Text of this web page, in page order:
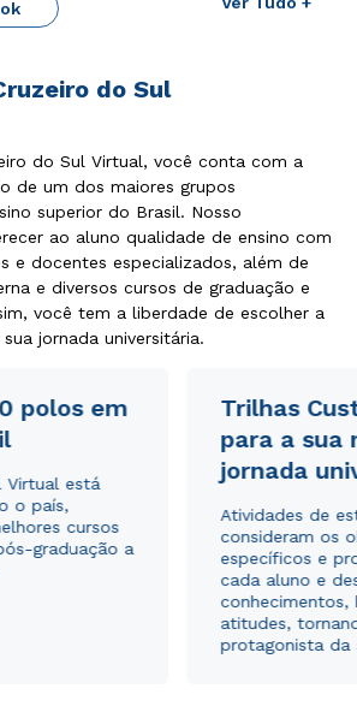
do Sul
do Sul Virtual, você conta com a
de um dos maiores grupos
superior do Brasil. Nosso
ao aluno qualidade de ensino com
e docentes especializados, além de
e diversos cursos de graduação e
você tem a liberdade de escolher a
jornada universitária.
polos em
Virtual está
o país,
cursos
graduação a
Trilhas
para a sua
jornada
Atividades de
consideram os
específicos e
cada aluno e
conhecimentos,
atitudes,
protagonista da
fácil
com aPolítica de Privacidade. e
dados sejam utilizados para o